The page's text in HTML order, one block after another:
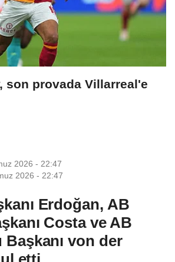
son provada Villarreal'e
2026 - 22:47
2026 - 22:47
Erdoğan, AB
Costa ve AB
von der